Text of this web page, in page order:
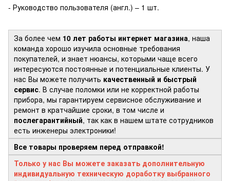
- Руководство пользователя (англ.) – 1 шт.
За более чем 10 лет работы интернет магазина, наша
команда хорошо изучила основные требования
покупателей, и знает нюансы, которыми чаще всего
интересуются постоянные и потенциальные клиенты. У
нас Вы можете получить качественный и быстрый
сервис. В случае поломки или не корректной работы
прибора, мы гарантируем сервисное обслуживание и
ремонт в кратчайшие сроки, в том числе и
послегарантийный, так как в нашем штате сотрудников
есть инженеры электроники!
Все товары проверяем перед отправкой!
Только у нас Вы можете заказать дополнительную
индивидуальную техническую доработку выбранного